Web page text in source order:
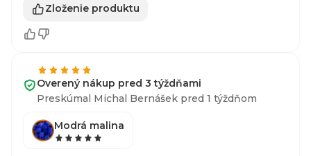
Zloženie produktu
Overený nákup pred 3 týždňami
Preskúmal Michal Bernášek pred 1 týždňom
Modrá malina